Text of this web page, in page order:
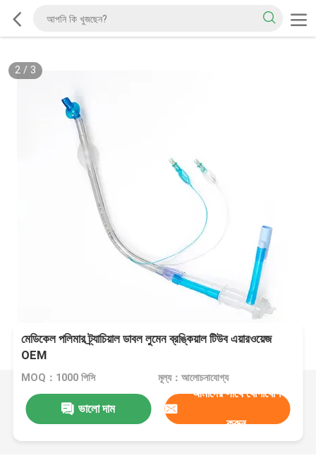
2/ 3
মেডিকেল পলিমার ট্র্যাচিয়াল ডাবল লুমেন ব্রঙ্কিয়াল টিউব এয়ারওয়েজ
OEM
MOQ：1000 পিসি মূল্য：আলোচনাযোগ্য
ভালো দাম
আমাদের সাথে যোগাযোগ
করুন